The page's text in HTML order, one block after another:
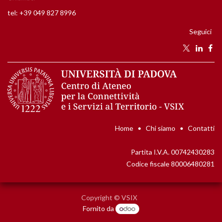
tel: +39 049 827 8996
Seguici
Home • Chi siamo • Contatti
Partita I.V.A. 00742430283
Codice fiscale 80006480281​
Copyright © VSIX
Fornito da